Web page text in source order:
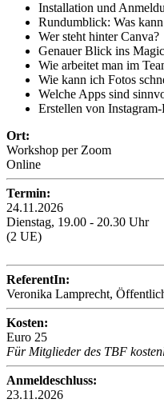
Installation und
Rundumblick: Was
Wer steht hinter Canva?
Genauer Blick ins
Wie arbeitet man im
Wie kann ich Fotos
Welche Apps sind
Erstellen von
Ort:
Workshop per Zoom
Online
Termin:
24.11.2026
Dienstag, 19.00 - 20.30 Uhr
(2 UE)
ReferentIn:
Veronika Lamprecht,
Kosten:
Euro 25
Für Mitglieder des TBF
Anmeldeschluss:
23.11.2026